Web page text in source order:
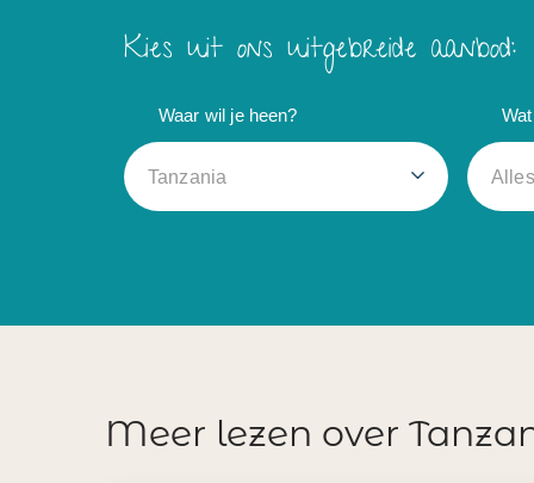
Kies uit ons uitgebreide aanbod:
Waar wil je heen?
Tanzania Alles
Meer lezen over